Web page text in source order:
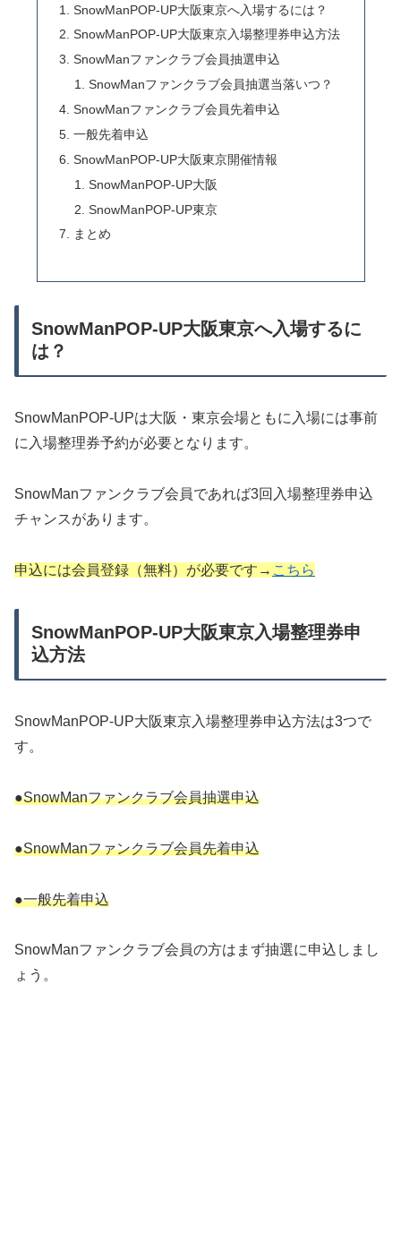
SnowManPOP-UP大阪東京へ入場するには？
SnowManPOP-UP大阪東京入場整理券申込方法
SnowManファンクラブ会員抽選申込
SnowManファンクラブ会員抽選当落いつ？
SnowManファンクラブ会員先着申込
一般先着申込
SnowManPOP-UP大阪東京開催情報
SnowManPOP-UP大阪
SnowManPOP-UP東京
まとめ
SnowManPOP-UP大阪東京へ入場するに
は？
SnowManPOP-UPは大阪・東京会場ともに入場には事前
に入場整理券予約が必要となります。
SnowManファンクラブ会員であれば3回入場整理券申込
チャンスがあります。
申込には会員登録（無料）が必要です→ こちら
SnowManPOP-UP大阪東京入場整理券申
込方法
SnowManPOP-UP大阪東京入場整理券申込方法は3つで
す。
●SnowManファンクラブ会員抽選申込
●SnowManファンクラブ会員先着申込
●一般先着申込
SnowManファンクラブ会員の方はまず抽選に申込しまし
ょう。